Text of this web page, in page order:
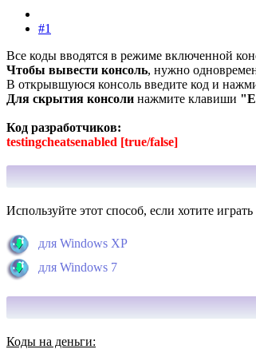
#1
Все коды вводятся в режиме включенной
Чтобы вывести консоль, нужно
В открывшуюся консоль введите код и
Для скрытия консоли нажмите клавиши
Код разработчиков:
testingcheatsenabled [true/false]
Используйте этот способ, если хотите
для Windows XP
для Windows 7
Коды на деньги: